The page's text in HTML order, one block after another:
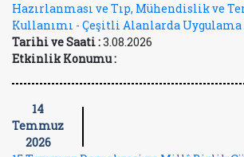
Hazırlanması ve Tıp, Mühendislik ve
Kullanımı - Çeşitli Alanlarda
Tarihi ve Saati :3.08.2026
Etkinlik Konumu :
14
Temmuz
2026